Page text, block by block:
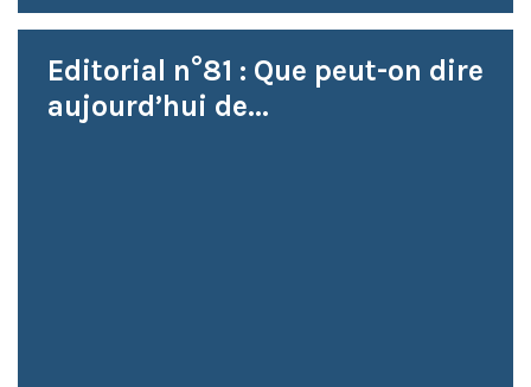
Editorial n°81 : Que peut-on dire
aujourd’hui de...